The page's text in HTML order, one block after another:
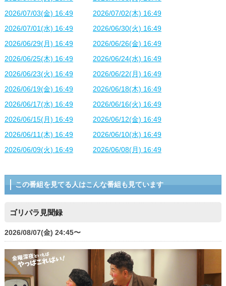
2026/07/03(金) 16:49
2026/07/02(木) 16:49
2026/07/01(水) 16:49
2026/06/30(火) 16:49
2026/06/29(月) 16:49
2026/06/26(金) 16:49
2026/06/25(木) 16:49
2026/06/24(水) 16:49
2026/06/23(火) 16:49
2026/06/22(月) 16:49
2026/06/19(金) 16:49
2026/06/18(木) 16:49
2026/06/17(水) 16:49
2026/06/16(火) 16:49
2026/06/15(月) 16:49
2026/06/12(金) 16:49
2026/06/11(木) 16:49
2026/06/10(水) 16:49
2026/06/09(火) 16:49
2026/06/08(月) 16:49
この番組を見てる人はこんな番組も見ています
ゴリパラ見聞録
2026/08/07(金) 24:45〜